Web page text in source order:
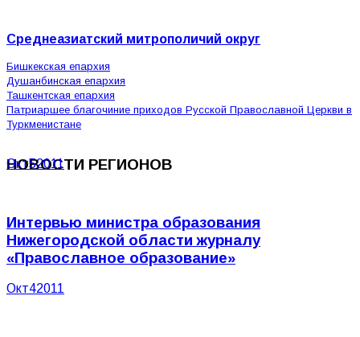
Среднеазиатский митрополичий округ
Бишкекская епархия
Душанбинская епархия
Ташкентская епархия
Патриаршее благочиние приходов Русской Православной Церкви в
Туркменистане
НОВОСТИ РЕГИОНОВ
Окт52011
Интервью министра образования
Нижегородской области журналу
«Православное образование»
Окт42011